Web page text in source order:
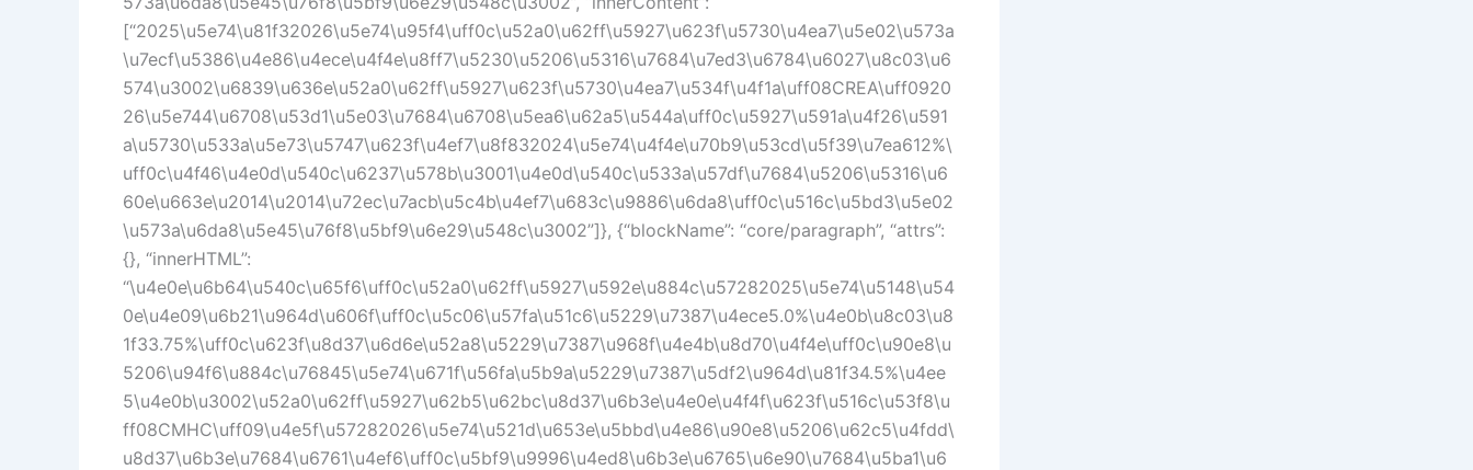
[“2025\u5e74\u81f32026\u5e74\u95f4\uff0c\u52a0\u62ff\u5927\u623f\u5730\u4ea7\u5e02\u573a
\u7ecf\u5386\u4e86\u4ece\u4f4e\u8ff7\u5230\u5206\u5316\u7684\u7ed3\u6784\u6027\u8c03\u6
574\u3002\u6839\u636e\u52a0\u62ff\u5927\u623f\u5730\u4ea7\u534f\u4f1a\uff08CREA\uff0920
26\u5e744\u6708\u53d1\u5e03\u7684\u6708\u5ea6\u62a5\u544a\uff0c\u5927\u591a\u4f26\u591
a\u5730\u533a\u5e73\u5747\u623f\u4ef7\u8f832024\u5e74\u4f4e\u70b9\u53cd\u5f39\u7ea612%\
uff0c\u4f46\u4e0d\u540c\u6237\u578b\u3001\u4e0d\u540c\u533a\u57df\u7684\u5206\u5316\u6
60e\u663e\u2014\u2014\u72ec\u7acb\u5c4b\u4ef7\u683c\u9886\u6da8\uff0c\u516c\u5bd3\u5e02
\u573a\u6da8\u5e45\u76f8\u5bf9\u6e29\u548c\u3002”]}, {“blockName”: “core/paragraph”, “attrs”:
{}, “innerHTML”:
“\u4e0e\u6b64\u540c\u65f6\uff0c\u52a0\u62ff\u5927\u592e\u884c\u57282025\u5e74\u5148\u54
0e\u4e09\u6b21\u964d\u606f\uff0c\u5c06\u57fa\u51c6\u5229\u7387\u4ece5.0%\u4e0b\u8c03\u8
1f33.75%\uff0c\u623f\u8d37\u6d6e\u52a8\u5229\u7387\u968f\u4e4b\u8d70\u4f4e\uff0c\u90e8\u
5206\u94f6\u884c\u76845\u5e74\u671f\u56fa\u5b9a\u5229\u7387\u5df2\u964d\u81f34.5%\u4ee
5\u4e0b\u3002\u52a0\u62ff\u5927\u62b5\u62bc\u8d37\u6b3e\u4e0e\u4f4f\u623f\u516c\u53f8\u
ff08CMHC\uff09\u4e5f\u57282026\u5e74\u521d\u653e\u5bbd\u4e86\u90e8\u5206\u62c5\u4fdd\
u8d37\u6b3e\u7684\u6761\u4ef6\uff0c\u5bf9\u9996\u4ed8\u6b3e\u6765\u6e90\u7684\u5ba1\u6